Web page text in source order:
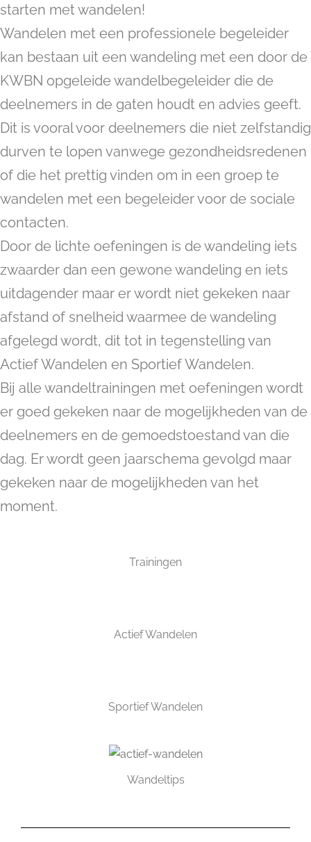
starten met wandelen!
Wandelen met een professionele begeleider
kan bestaan uit een wandeling met een door de
KWBN opgeleide wandelbegeleider die de
deelnemers in de gaten houdt en advies geeft.
Dit is vooral voor deelnemers die niet zelfstandig
durven te lopen vanwege gezondheidsredenen
of die het prettig vinden om in een groep te
wandelen met een begeleider voor de sociale
contacten.
Door de lichte oefeningen is de wandeling iets
zwaarder dan een gewone wandeling en iets
uitdagender maar er wordt niet gekeken naar
afstand of snelheid waarmee de wandeling
afgelegd wordt, dit tot in tegenstelling van
Actief Wandelen en Sportief Wandelen.
Bij alle wandeltrainingen met oefeningen wordt
er goed gekeken naar de mogelijkheden van de
deelnemers en de gemoedstoestand van die
dag. Er wordt geen jaarschema gevolgd maar
gekeken naar de mogelijkheden van het
moment.
Trainingen
Actief Wandelen
Sportief Wandelen
Wandeltips